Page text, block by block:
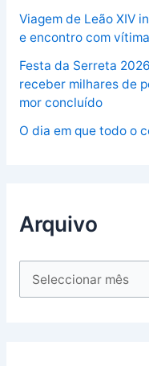
Viagem de Leão XIV
e encontro com
Festa da Serreta
receber milhares de
mor concluído
O dia em que todo o
Arquivo